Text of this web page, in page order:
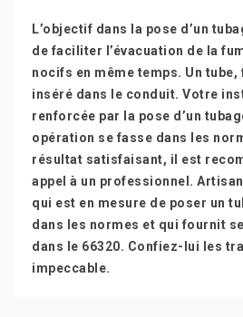
L’objectif dans la pose d’un
de faciliter l’évacuation de la
nocifs en même temps. Un
inséré dans le conduit. Votre
renforcée par la pose d’un
opération se fasse dans les
résultat satisfaisant, il est
appel à un professionnel.
qui est en mesure de poser un
dans les normes et qui fournit
dans le 66320. Confiez-lui les
impeccable.